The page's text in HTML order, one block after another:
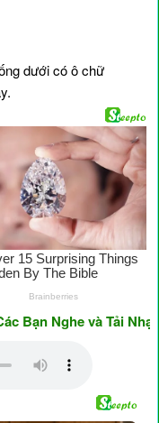
dưới có ô chữ
Nghe và Tải Nhạc